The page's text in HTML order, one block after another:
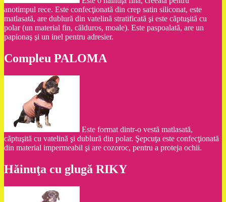
anotimpul rece. Este confecţionată din crep satin siliconat, este
matlasată, are dublură din vatelină stratificată şi este căptuşită cu
polar (un material fin, călduros, moale). Este paspoalată, are un
papionaş şi un inel pentru adresier.
Compleu PALOMA
Este format dintr-o vestă matlasată,
căptuşită cu vatelină şi dublură din polar. Şepcuţa este confecţionată
din material impermeabil şi are cozoroc, pentru a proteja ochii.
Hăinuţa cu glugă RIKY